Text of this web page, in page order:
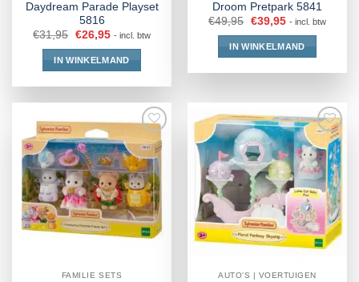
Daydream Parade Playset
5816
€31,95 €26,95 - incl. btw
IN WINKELMAND
Droom Pretpark 5841
€49,95 €39,95 - incl. btw
IN WINKELMAND
FAMILIE SETS AUTO'S | VOERTUIGEN